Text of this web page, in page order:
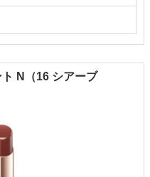
N（16 シアーブ